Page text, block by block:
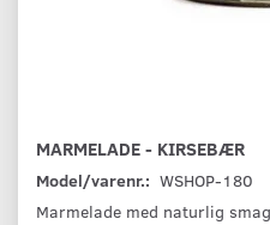
MARMELADE - KIRSEBÆR
Model/varenr.: WSHOP-180
Marmelade med naturlig